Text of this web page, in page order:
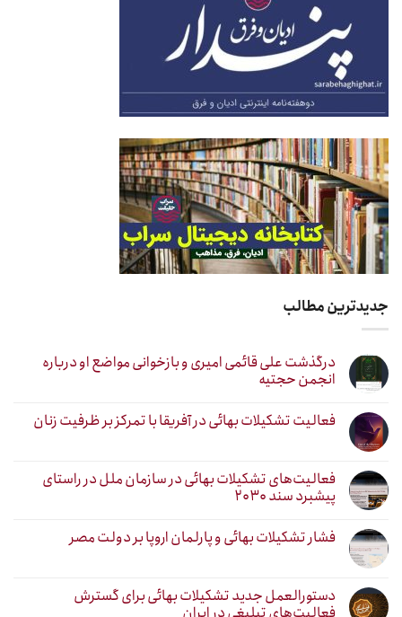
جدیدترین مطالب
درگذشت علی قائمی امیری و بازخوانی مواضع او درباره
انجمن حجتیه
فعالیت تشکیلات بهائی در آفریقا با تمرکز بر ظرفیت زنان
فعالیت‌های تشکیلات بهائی در سازمان ملل در راستای
پیشبرد سند ۲۰۳۰
فشار تشکیلات بهائی و پارلمان اروپا بر دولت مصر
دستورالعمل جدید تشکیلات بهائی برای گسترش